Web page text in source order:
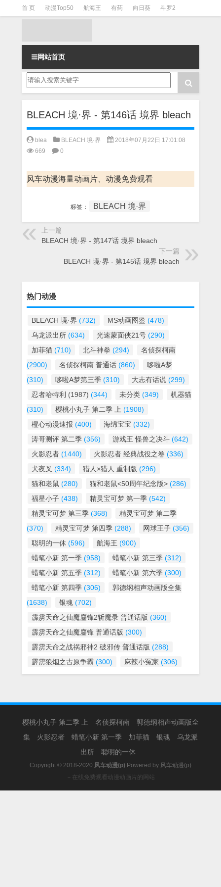
首 页 动漫Top50 航海王 有药 向日葵 斗罗2
网站首页
BLEACH 境·界 - 第146话 境界 bleach
blea BLEACH 境·界
2018年07月22日 17:01:08
669
0
风车动漫海量动画片、动漫免费观看
标签： BLEACH 境·界
上一篇
BLEACH 境·界 - 第147话 境界 bleach
下一篇
BLEACH 境·界 - 第145话 境界 bleach
热门动漫
BLEACH 境·界 (732) MS动画图鉴 (478)
乌龙派出所 (634) 光速蒙面侠21号 (290)
加菲猫 (710) 北斗神拳 (294)
名侦探柯南
(2900)
名侦探柯南 普通话 (860)
哆啦A梦
(310)
哆啦A梦第三季 (310) 大志有话说 (299)
忍者哈特利 (1987) (344) 未分类 (349)
机器猫
(310)
樱桃小丸子 第二季 上 (1908)
橙心动漫速报 (400) 海绵宝宝 (332)
涛哥测评 第二季 (356) 游戏王 怪兽之决斗 (642)
火影忍者 (1440) 火影忍者 经典战役之卷 (336)
犬夜叉 (334) 猎人×猎人 重制版 (296)
猫和老鼠 (280) 猫和老鼠<50周年纪念版> (286)
福星小子 (438) 精灵宝可梦 第一季 (542)
精灵宝可梦 第三季 (368)
精灵宝可梦 第二季
(370)
精灵宝可梦 第四季 (288) 网球王子 (356)
聪明的一休 (596) 航海王 (900)
蜡笔小新 第一季 (958) 蜡笔小新 第三季 (312)
蜡笔小新 第五季 (312) 蜡笔小新 第六季 (300)
蜡笔小新 第四季 (306)
郭德纲相声动画版全集
(1638)
银魂 (702)
霹雳天命之仙魔鏖锋2斩魔录 普通话版 (360)
霹雳天命之仙魔鏖锋 普通话版 (300)
霹雳天命之战祸邪神2 破邪传 普通话版 (288)
霹雳狼烟之古原争霸 (300) 麻辣小冤家 (306)
樱桃小丸子 第二季 上 名侦探柯南
郭德纲相声动画版全
集
火影忍者 蜡笔小新 第一季 加菲猫 银魂
乌龙派
出所
聪明的一休
Copyright © 2018-2020 风车动漫(p) Powered by 风车动漫(p)
－在线免费观看动漫动画片的网站